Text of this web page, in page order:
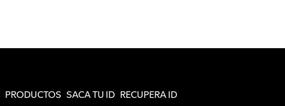
PRODUCTOS SACA TU ID RECUPERA ID